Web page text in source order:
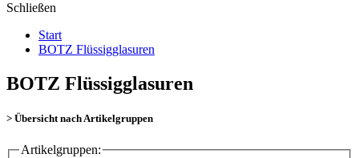
Schließen
Start
BOTZ Flüssigglasuren
BOTZ Flüssigglasuren
> Übersicht nach Artikelgruppen
Artikelgruppen: